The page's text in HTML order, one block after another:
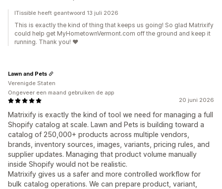
ITissible heeft geantwoord 13 juli 2026
This is exactly the kind of thing that keeps us going! So glad Matrixify
could help get MyHometownVermont.com off the ground and keep it
running. Thank you! ❤️
20 juni 2026
Matrixify is exactly the kind of tool we need for managing a full
Shopify catalog at scale. Lawn and Pets is building toward a
catalog of 250,000+ products across multiple vendors,
brands, inventory sources, images, variants, pricing rules, and
supplier updates. Managing that product volume manually
inside Shopify would not be realistic.
Matrixify gives us a safer and more controlled workflow for
bulk catalog operations. We can prepare product, variant,
Lawn and Pets
Verenigde Staten
Ongeveer een maand gebruiken de app